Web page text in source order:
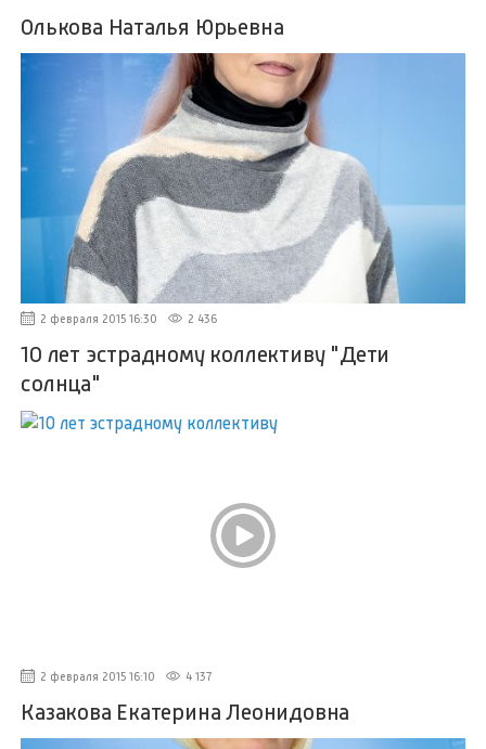
Олькова Наталья Юрьевна
2 февраля 2015 16:30 2 436
10 лет эстрадному коллективу "Дети
солнца"
2 февраля 2015 16:10 4 137
Казакова Екатерина Леонидовна